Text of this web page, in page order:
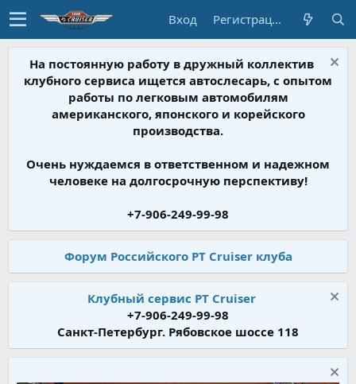
Вход Регистрация
На постоянную работу в дружный коллектив
клубного сервиса ищется автослесарь, с опытом
работы по легковым автомобилям
американского, японского и корейского
производства.
Очень нуждаемся в ответственном и надежном
человеке на долгосрочную перспективу!
+7-906-249-99-98
Форум Российского PT Cruiser клуба
Клубный сервис PT Cruiser
+7-906-249-99-98
Санкт-Петербург. Рябовское шоссе 118